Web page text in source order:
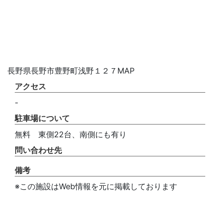
長野県長野市豊野町浅野１２７MAP
アクセス
-
駐車場について
無料 東側22台、南側にも有り
問い合わせ先
備考
※この施設はWeb情報を元に掲載しております